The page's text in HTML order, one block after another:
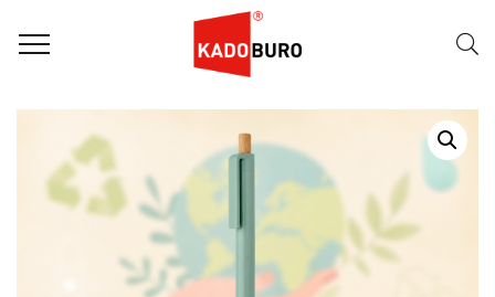
Home
Duurzame Geschenken
Balpen van gerecycled ABS